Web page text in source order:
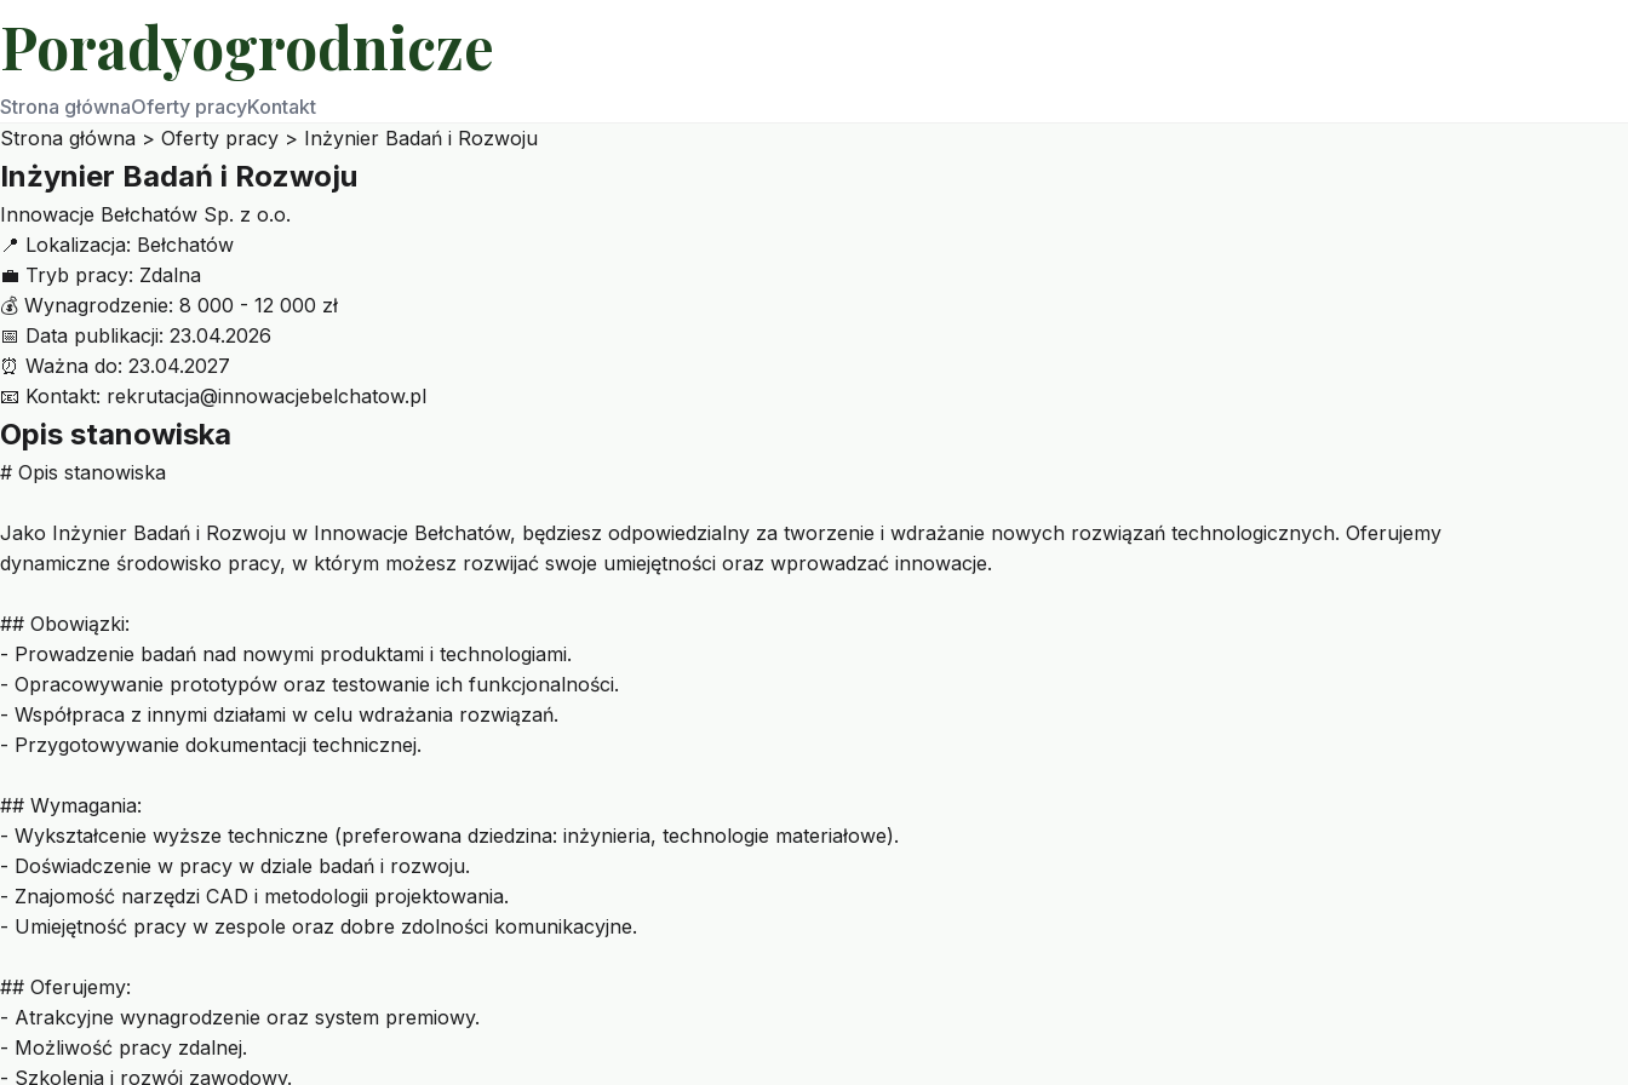
Poradyogrodnicze
Strona głównaOferty pracyKontakt
Strona główna > Oferty pracy > Inżynier Badań i Rozwoju
Inżynier Badań i Rozwoju
Innowacje Bełchatów Sp. z o.o.
📍 Lokalizacja: Bełchatów
💼 Tryb pracy: Zdalna
💰 Wynagrodzenie: 8 000 - 12 000 zł
📅 Data publikacji: 23.04.2026
⏰ Ważna do: 23.04.2027
📧 Kontakt: rekrutacja@innowacjebelchatow.pl
Opis stanowiska
# Opis stanowiska
Jako Inżynier Badań i Rozwoju w Innowacje Bełchatów, będziesz odpowiedzialny za tworzenie i wdrażanie nowych rozwiązań technologicznych. Oferujemy
dynamiczne środowisko pracy, w którym możesz rozwijać swoje umiejętności oraz wprowadzać innowacje.
## Obowiązki:
- Prowadzenie badań nad nowymi produktami i technologiami.
- Opracowywanie prototypów oraz testowanie ich funkcjonalności.
- Współpraca z innymi działami w celu wdrażania rozwiązań.
- Przygotowywanie dokumentacji technicznej.
## Wymagania:
- Wykształcenie wyższe techniczne (preferowana dziedzina: inżynieria, technologie materiałowe).
- Doświadczenie w pracy w dziale badań i rozwoju.
- Znajomość narzędzi CAD i metodologii projektowania.
- Umiejętność pracy w zespole oraz dobre zdolności komunikacyjne.
## Oferujemy:
- Atrakcyjne wynagrodzenie oraz system premiowy.
- Możliwość pracy zdalnej.
- Szkolenia i rozwój zawodowy.